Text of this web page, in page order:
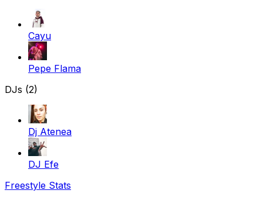
Cayu
Pepe Flama
DJs (2)
Dj Atenea
DJ Efe
Freestyle Stats